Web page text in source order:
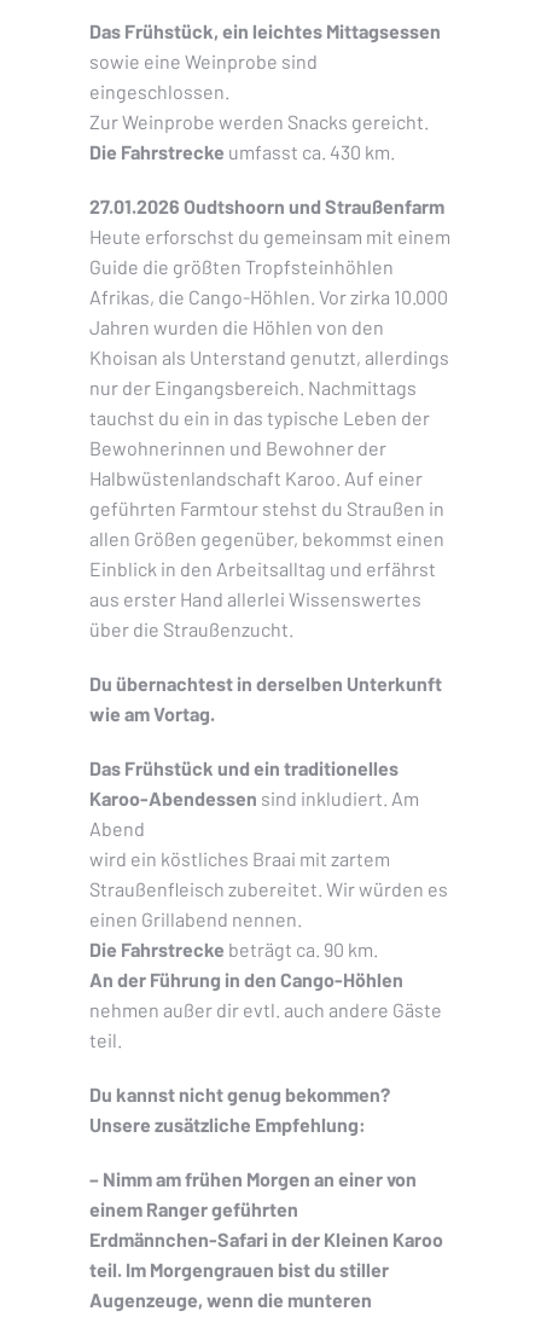
Das Frühstück, ein leichtes Mittagsessen
sowie eine Weinprobe sind
eingeschlossen.
Zur Weinprobe werden Snacks gereicht.
Die Fahrstrecke umfasst ca. 430 km.
27.01.2026 Oudtshoorn und Straußenfarm
Heute erforschst du gemeinsam mit einem
Guide die größten Tropfsteinhöhlen
Afrikas, die Cango-Höhlen. Vor zirka 10.000
Jahren wurden die Höhlen von den
Khoisan als Unterstand genutzt, allerdings
nur der Eingangsbereich. Nachmittags
tauchst du ein in das typische Leben der
Bewohnerinnen und Bewohner der
Halbwüstenlandschaft Karoo. Auf einer
geführten Farmtour stehst du Straußen in
allen Größen gegenüber, bekommst einen
Einblick in den Arbeitsalltag und erfährst
aus erster Hand allerlei Wissenswertes
über die Straußenzucht.
Du übernachtest in derselben Unterkunft
wie am Vortag.
Das Frühstück und ein traditionelles
Karoo-Abendessen sind inkludiert. Am
Abend
wird ein köstliches Braai mit zartem
Straußenfleisch zubereitet. Wir würden es
einen Grillabend nennen.
Die Fahrstrecke beträgt ca. 90 km.
An der Führung in den Cango-Höhlen
nehmen außer dir evtl. auch andere Gäste
teil.
Du kannst nicht genug bekommen?
Unsere zusätzliche Empfehlung:
– Nimm am frühen Morgen an einer von
einem Ranger geführten
Erdmännchen-Safari in der Kleinen Karoo
teil. Im Morgengrauen bist du stiller
Augenzeuge, wenn die munteren